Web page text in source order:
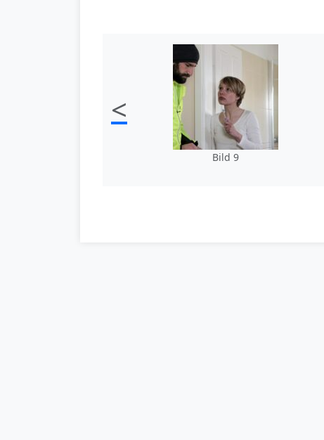
<
Bild 9